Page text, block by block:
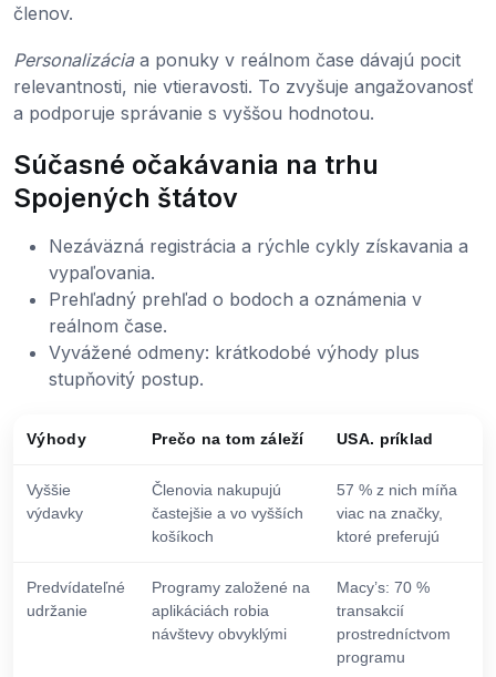
členov.
Personalizáciaa ponuky v reálnom čase dávajú pocit
relevantnosti, nie vtieravosti. To zvyšuje angažovanosť
a podporuje správanie s vyššou hodnotou.
Súčasné očakávania na trhu
Spojených štátov
Nezáväzná registrácia a rýchle cykly získavania a
vypaľovania.
Prehľadný prehľad o bodoch a oznámenia v
reálnom čase.
Vyvážené odmeny: krátkodobé výhody plus
stupňovitý postup.
Výhody Prečo na tom záleží USA. príklad
Vyššie
výdavky
Členovia nakupujú
častejšie a vo vyšších
košíkoch
57 % z nich míňa
viac na značky,
ktoré preferujú
Predvídateľné
udržanie
Programy založené na
aplikáciách robia
návštevy obvyklými
Macy’s: 70 %
transakcií
prostredníctvom
programu